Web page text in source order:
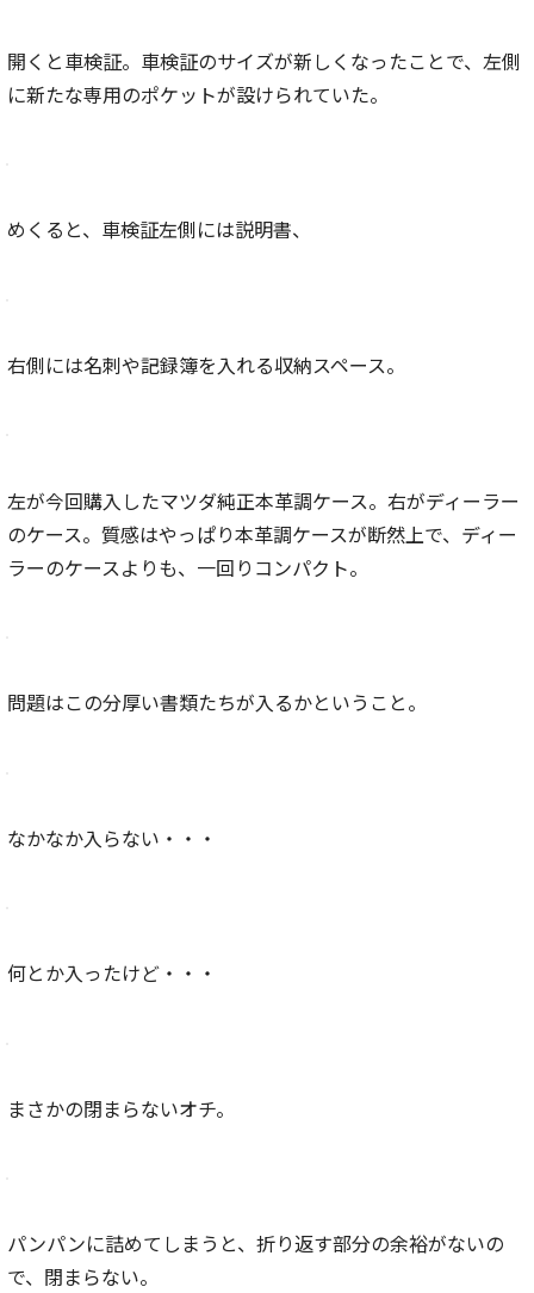
開くと車検証。車検証のサイズが新しくなったことで、左側
に新たな専用のポケットが設けられていた。
めくると、車検証左側には説明書、
右側には名刺や記録簿を入れる収納スペース。
左が今回購入したマツダ純正本革調ケース。右がディーラー
のケース。質感はやっぱり本革調ケースが断然上で、ディー
ラーのケースよりも、一回りコンパクト。
問題はこの分厚い書類たちが入るかということ。
なかなか入らない・・・
何とか入ったけど・・・
まさかの閉まらないオチ。
パンパンに詰めてしまうと、折り返す部分の余裕がないの
で、閉まらない。